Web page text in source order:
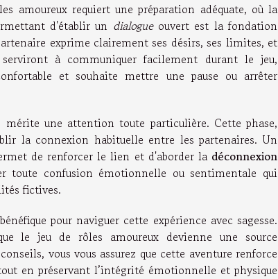
amoureux requiert une préparation adéquate, où la
d'établir un dialogueouvert est la fondation
exprime clairement ses désirs, ses limites, et
à communiquer facilement durant le jeu,
et souhaite mettre une pause ou arrêter
mérite une attention toute particulière. Cette phase,
la connexion habituelle entre les partenaires. Un
de renforcer le lien et d'aborder la déconnexion
toute confusion émotionnelle ou sentimentale qui
fictives.
pour naviguer cette expérience avec sagesse.
le jeu de rôles amoureux devienne une source
vous vous assurez que cette aventure renforce
en préservant l’intégrité émotionnelle et physique